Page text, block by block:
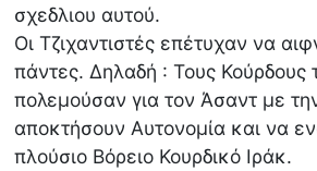
σχεδλιου αυτού.
Οι Τζιχαντιστές επέτυχαν να
πάντες. Δηλαδή : Τους Κούρδους
πολεμούσαν για τον Άσαντ με
αποκτήσουν Αυτονομία και να
πλούσιο Βόρειο Κουρδικό Ιράκ.